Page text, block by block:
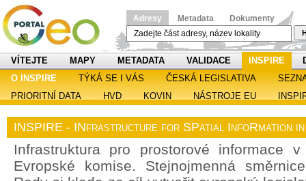
Adresy Metadata Dokumenty
VÍTEJTE MAPY METADATA VALIDACE INSPIRE
O INSPIRE
TÝKÁ SE I VÁS ČESKÁ LEGISLATIVA
PRIORITNÍ DATA
HVD KOVIN NÁSTROJE EU
INSPIRE - INfrastructure for SPatial InfoRmation
Infrastruktura pro prostorové informace
Evropské komise. Stejnojmenná